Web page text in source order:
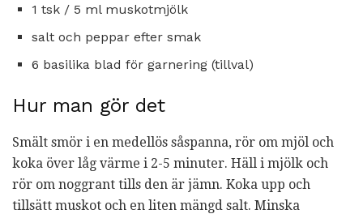
1 tsk / 5 ml muskotmjölk
salt och peppar efter smak
6 basilika blad för garnering (tillval)
Hur man gör det
Smält smör i en medellös såspanna, rör om mjöl och
koka över låg värme i 2-5 minuter. Häll i mjölk och
rör om noggrant tills den är jämn. Koka upp och
tillsätt muskot och en liten mängd salt. Minska